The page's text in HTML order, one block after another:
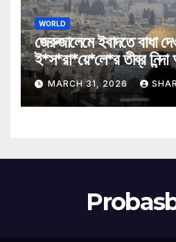
WORLD
জেরুজালেমে ইবাদতে বাধা
ই*স*রা*য়ে*লে*র তীব্র
মন্ত্রীদের
MARCH 31, 2026